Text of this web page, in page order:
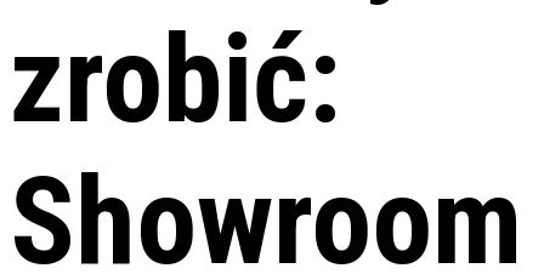
zrobić:
Showroom